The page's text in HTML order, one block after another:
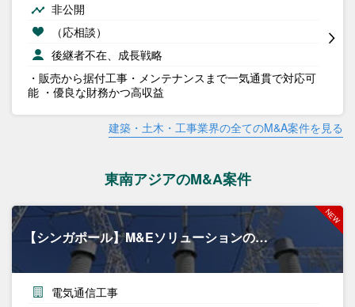
非公開
（応相談）
後継者不在、成長戦略
・販売から据付工事・メンテナンスまで一気通貫で対応可
能 ・優良な財務かつ高収益
建築・土木・工事業界の全てのM&A案件を見る
東南アジアのM&A案件
【シンガポール】M&Eソリューションの…
電気通信工事